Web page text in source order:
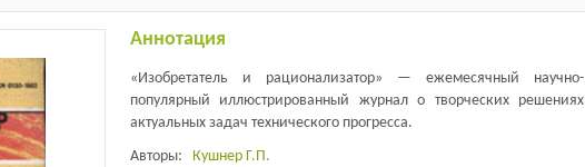
Аннотация
«Изобретатель и рационализатор» — ежемесячный научно-
популярный иллюстрированный журнал о творческих решениях
актуальных задач технического прогресса.
Авторы:
Кушнер Г.П.